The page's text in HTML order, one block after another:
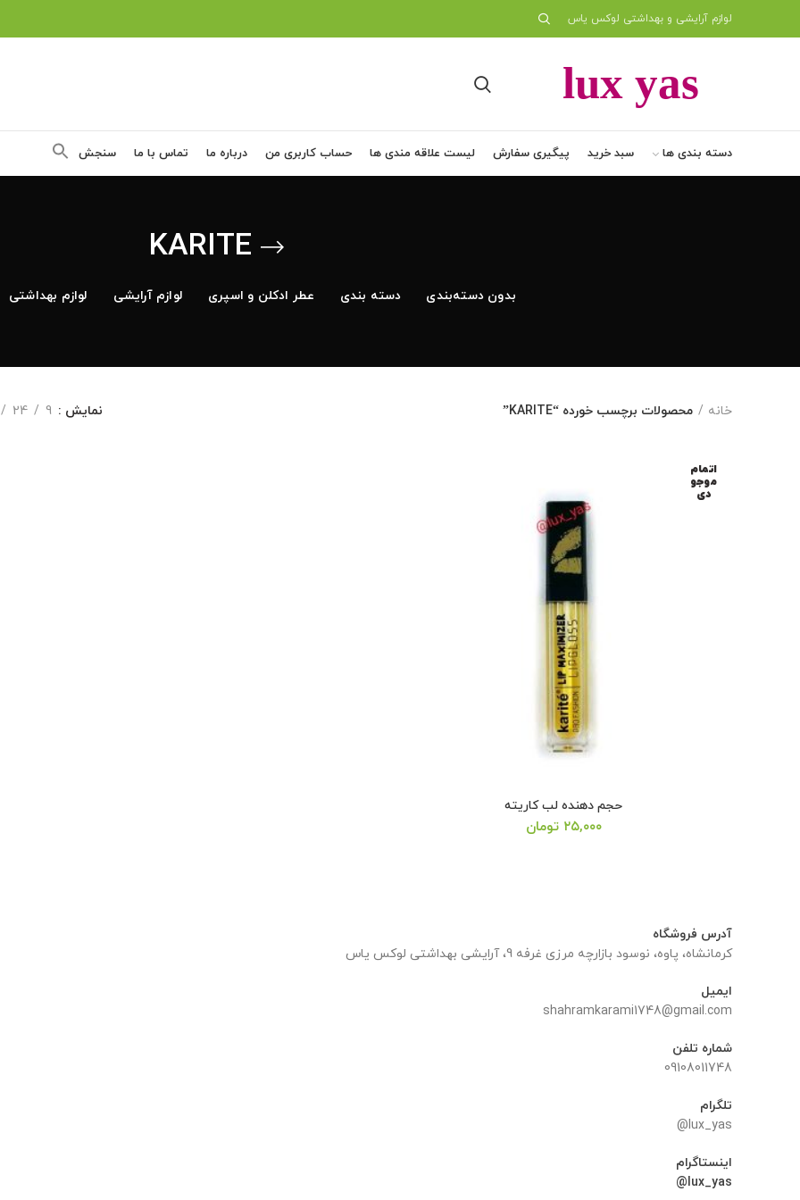
لوازم آرایشی و بهداشتی لوکس یاس
دسته بندی ها سبد خرید پیگیری سفارش لیست علاقه مندی ها حساب کاربری من درباره ما تماس با ما سنجش
KARITE
بدون دسته‌بندی دسته بندی عطر ادکلن و اسپری لوازم آرایشی لوازم بهداشتی
خانه محصولات برچسب خورده “KARITE” نمایش 9
24
اتمام
موجو
دی
حجم دهنده لب کاریته
۲۵,۰۰۰ تومان
آدرس فروشگاه
کرمانشاه، پاوه، نوسود بازارچه مرزی غرفه 9، آرایشی بهداشتی لوکس یاس
ایمیل
shahramkarami1748@gmail.com
شماره تلفن
09108011748
تلگرام
lux_yas@
اینستاگرام
lux_yas@